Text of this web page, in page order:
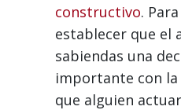
constructivo.
establecer que el
sabiendas una
importante con
que alguien